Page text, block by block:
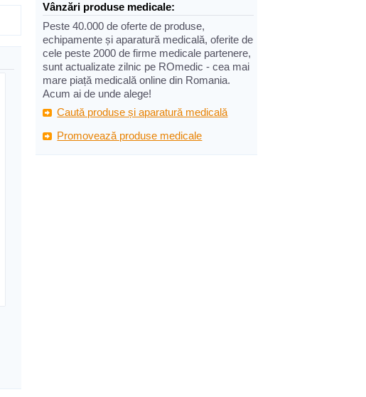
Vânzări produse medicale:
Peste 40.000 de oferte de produse,
echipamente și aparatură medicală, oferite de
cele peste 2000 de firme medicale partenere,
sunt actualizate zilnic pe ROmedic - cea mai
mare piață medicală online din Romania.
Acum ai de unde alege!
Caută produse și aparatură medicală
Promovează produse medicale